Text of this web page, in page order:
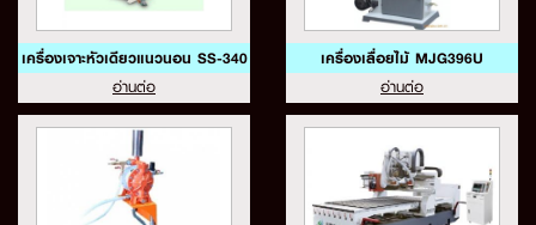
เครื่องเจาะหัวเดียวแนวนอน SS-340
อ่านต่อ
เครื่องเลื่อยไม้ MJG396U
อ่านต่อ